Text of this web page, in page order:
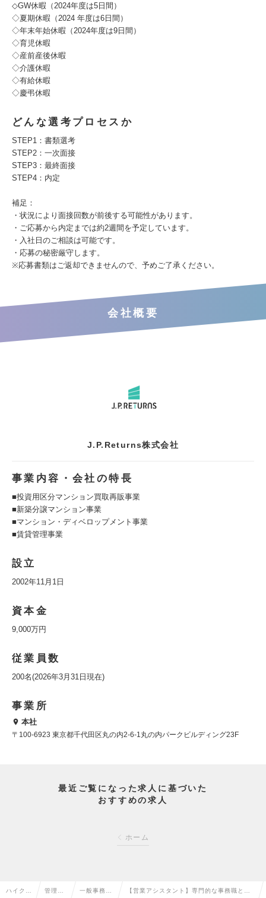
◇GW休暇（2024年度は5日間）
◇夏期休暇（2024 年度は6日間）
◇年末年始休暇（2024年度は9日間）
◇育児休暇
◇産前産後休暇
◇介護休暇
◇有給休暇
◇慶弔休暇
どんな選考プロセスか
STEP1：書類選考
STEP2：一次面接
STEP3：最終面接
STEP4：内定
補足：
・状況により面接回数が前後する可能性があります。
・ご応募から内定までは約2週間を予定しています。
・入社日のご相談は可能です。
・応募の秘密厳守します。
※応募書類はご返却できませんので、予めご了承ください。
会社概要
J.P.Returns株式会社
事業内容・会社の特長
■投資用区分マンション買取再販事業
■新築分譲マンション事業
■マンション・ディベロップメント事業
■賃貸管理事業
設立
2002年11月1日
資本金
9,000万円
従業員数
200名(2026年3月31日現在)
事業所
本社
〒100-6923 東京都千代田区丸の内2-6-1丸の内パークビルディング23F
最近ご覧になった求人に基づいた
おすすめの求人
ホーム
ハイクラ 管理部 一般事務・ 【営業アシスタント】専門的な事務職とし